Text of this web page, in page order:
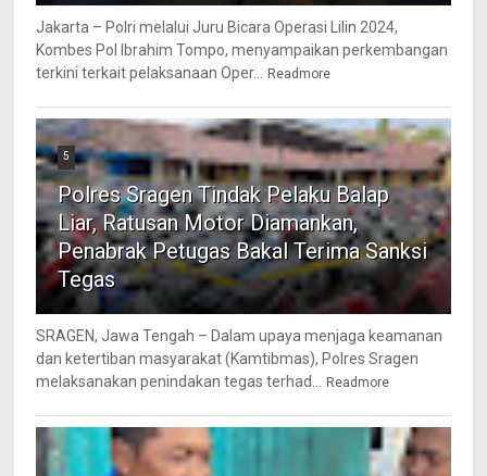
Jakarta – Polri melalui Juru Bicara Operasi Lilin 2024,
Kombes Pol Ibrahim Tompo, menyampaikan perkembangan
terkini terkait pelaksanaan Oper...
Readmore
5
Polres Sragen Tindak Pelaku Balap
Liar, Ratusan Motor Diamankan,
Penabrak Petugas Bakal Terima Sanksi
Tegas
SRAGEN, Jawa Tengah – Dalam upaya menjaga keamanan
dan ketertiban masyarakat (Kamtibmas), Polres Sragen
melaksanakan penindakan tegas terhad...
Readmore